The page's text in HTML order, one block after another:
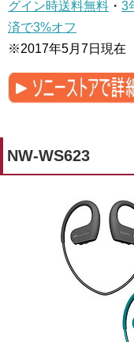
グイン時送料無料 ・ 3
済で3%オフ
※2017年5月7日現在
NW-WS623